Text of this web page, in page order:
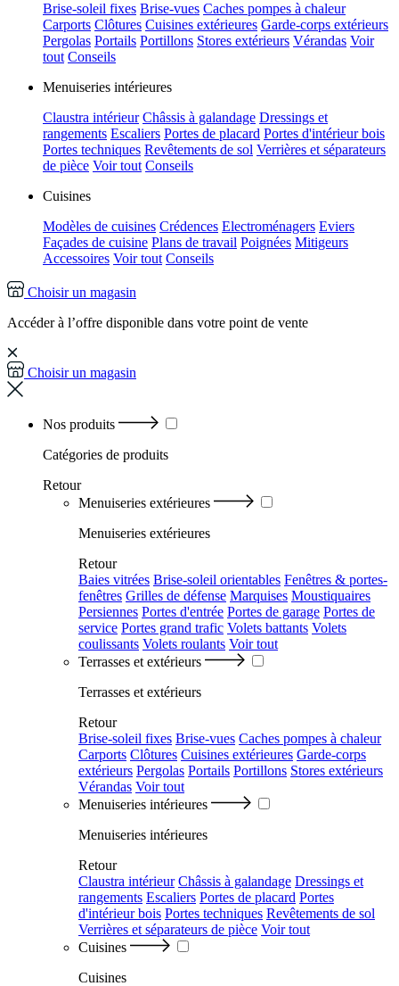
Brise-soleil fixes Brise-vues Caches pompes à chaleur
Carports Clôtures Cuisines extérieures Garde-corps extérieurs
Pergolas Portails Portillons Stores extérieurs Vérandas Voir
tout Conseils
Menuiseries intérieures
Claustra intérieur Châssis à galandage Dressings et
rangements Escaliers Portes de placard Portes d'intérieur bois
Portes techniques Revêtements de sol Verrières et séparateurs
de pièce Voir tout Conseils
Cuisines
Modèles de cuisines Crédences Electroménagers Eviers
Façades de cuisine Plans de travail Poignées Mitigeurs
Accessoires Voir tout Conseils
Choisir un magasin
Accéder à l’offre disponible dans votre point de vente
Choisir un magasin
Nos produits
Catégories de produits
Retour
Menuiseries extérieures
Menuiseries extérieures
Retour
Baies vitrées Brise-soleil orientables Fenêtres & portes-
fenêtres Grilles de défense Marquises Moustiquaires
Persiennes Portes d'entrée Portes de garage Portes de
service Portes grand trafic Volets battants Volets
coulissants Volets roulants Voir tout
Terrasses et extérieurs
Terrasses et extérieurs
Retour
Brise-soleil fixes Brise-vues Caches pompes à chaleur
Carports Clôtures Cuisines extérieures Garde-corps
extérieurs Pergolas Portails Portillons Stores extérieurs
Vérandas Voir tout
Menuiseries intérieures
Menuiseries intérieures
Retour
Claustra intérieur Châssis à galandage Dressings et
rangements Escaliers Portes de placard Portes
d'intérieur bois Portes techniques Revêtements de sol
Verrières et séparateurs de pièce Voir tout
Cuisines
Cuisines